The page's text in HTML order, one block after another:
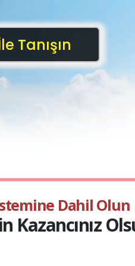
stemine Dahil Olun
n Kazancınız Ols